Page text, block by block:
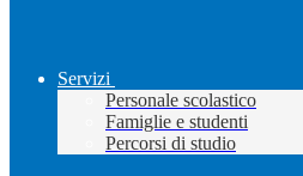
Servizi
Personale scolastico
Famiglie e studenti
Percorsi di studio